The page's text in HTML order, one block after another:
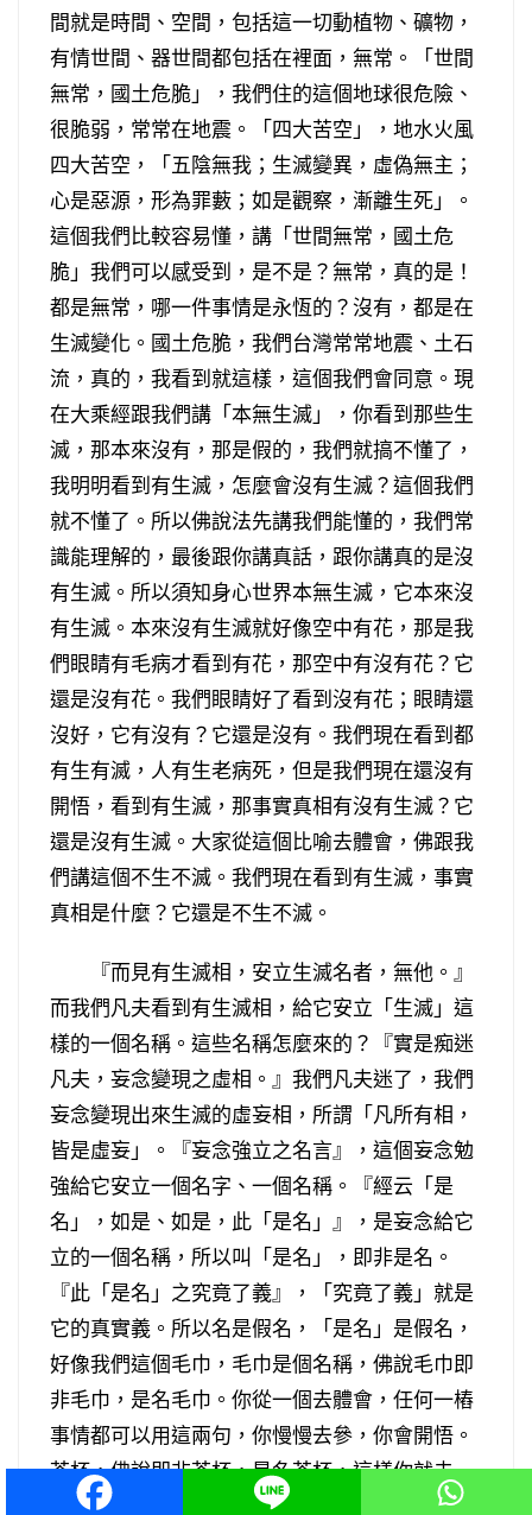
間就是時間、空間，包括這一切動植物、礦物，
有情世間、器世間都包括在裡面，無常。「世間
無常，國土危脆」，我們住的這個地球很危險、
很脆弱，常常在地震。「四大苦空」，地水火風
四大苦空，「五陰無我；生滅變異，虛偽無主；
心是惡源，形為罪藪；如是觀察，漸離生死」。
這個我們比較容易懂，講「世間無常，國土危
脆」我們可以感受到，是不是？無常，真的是！
都是無常，哪一件事情是永恆的？沒有，都是在
生滅變化。國土危脆，我們台灣常常地震、土石
流，真的，我看到就這樣，這個我們會同意。現
在大乘經跟我們講「本無生滅」，你看到那些生
滅，那本來沒有，那是假的，我們就搞不懂了，
我明明看到有生滅，怎麼會沒有生滅？這個我們
就不懂了。所以佛說法先講我們能懂的，我們常
識能理解的，最後跟你講真話，跟你講真的是沒
有生滅。所以須知身心世界本無生滅，它本來沒
有生滅。本來沒有生滅就好像空中有花，那是我
們眼睛有毛病才看到有花，那空中有沒有花？它
還是沒有花。我們眼睛好了看到沒有花；眼睛還
沒好，它有沒有？它還是沒有。我們現在看到都
有生有滅，人有生老病死，但是我們現在還沒有
開悟，看到有生滅，那事實真相有沒有生滅？它
還是沒有生滅。大家從這個比喻去體會，佛跟我
們講這個不生不滅。我們現在看到有生滅，事實
真相是什麼？它還是不生不滅。
『而見有生滅相，安立生滅名者，無他。』
而我們凡夫看到有生滅相，給它安立「生滅」這
樣的一個名稱。這些名稱怎麼來的？『實是痴迷
凡夫，妄念變現之虛相。』我們凡夫迷了，我們
妄念變現出來生滅的虛妄相，所謂「凡所有相，
皆是虛妄」。『妄念強立之名言』，這個妄念勉
強給它安立一個名字、一個名稱。『經云「是
名」，如是、如是，此「是名」』，是妄念給它
立的一個名稱，所以叫「是名」，即非是名。
『此「是名」之究竟了義』，「究竟了義」就是
它的真實義。所以名是假名，「是名」是假名，
好像我們這個毛巾，毛巾是個名稱，佛說毛巾即
非毛巾，是名毛巾。你從一個去體會，任何一樁
事情都可以用這兩句，你慢慢去參，你會開悟。
茶杯，佛說即非茶杯，是名茶杯，這樣你就去
參。你看到任何一樁都可以用這兩句，即非是